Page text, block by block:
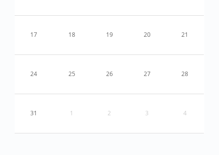
17 18 19 20 21
24 25 26 27 28
31 1 2 3 4